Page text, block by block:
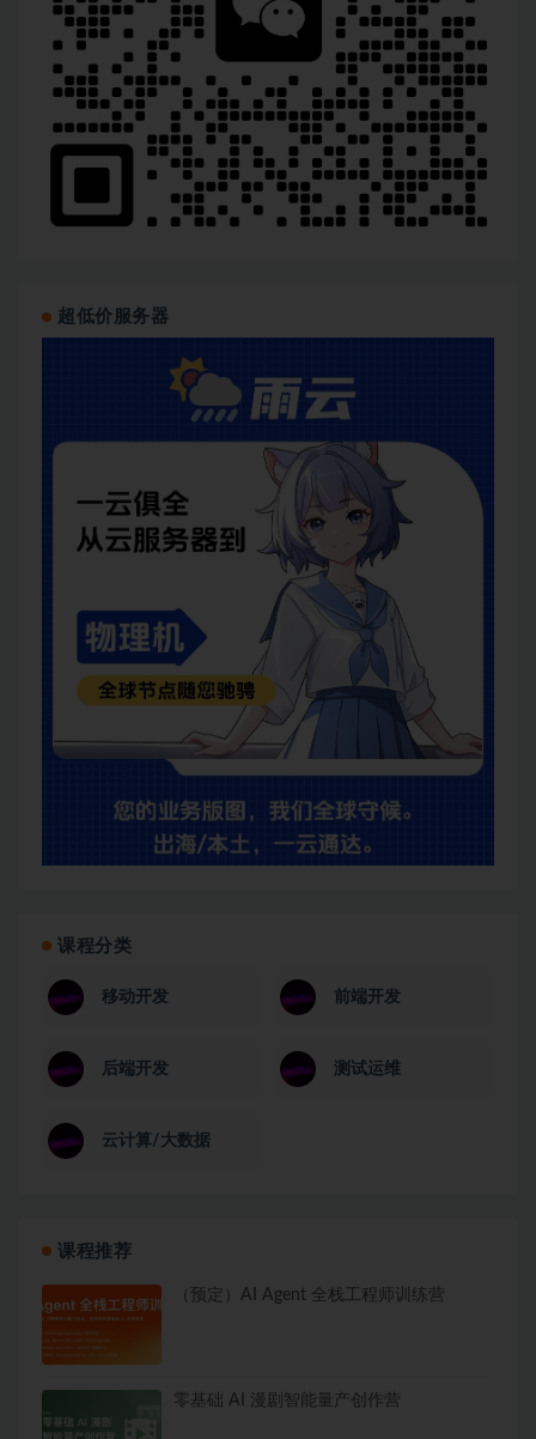
超低价服务器
课程分类
移动开发 前端开发
后端开发 测试运维
云计算/大数据
课程推荐
（预定）AI Agent 全栈工程师训练营
零基础 AI 漫剧智能量产创作营